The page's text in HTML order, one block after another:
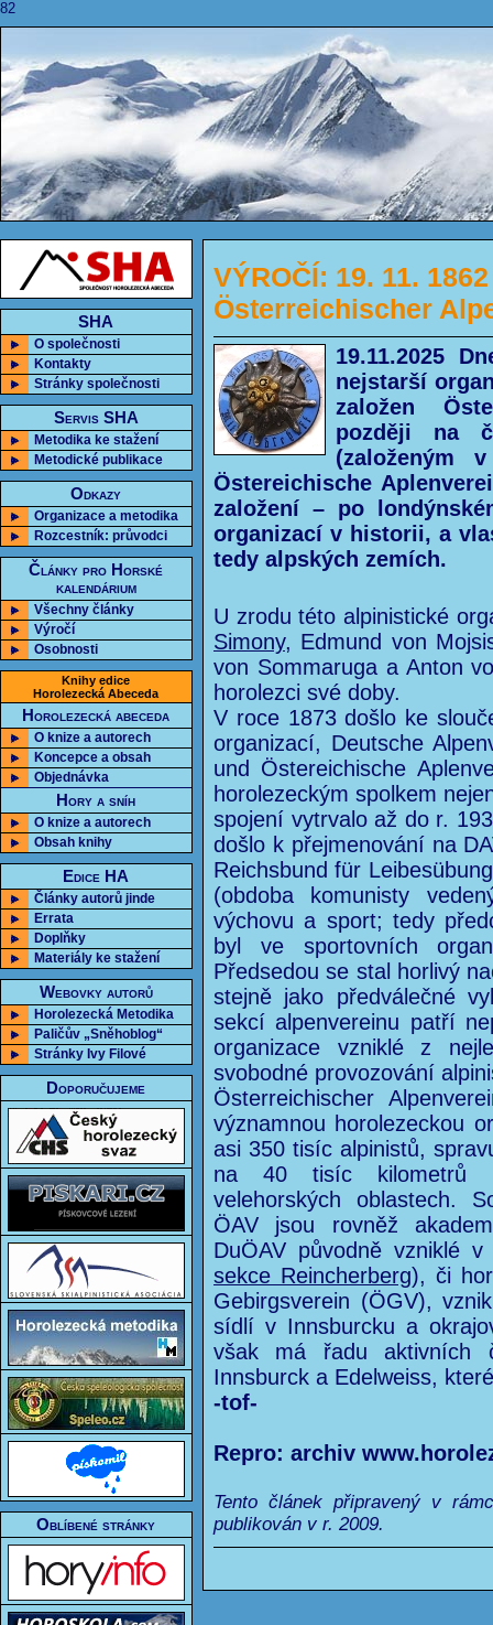
82
SHA
O společnosti
Kontakty
Stránky společnosti
Servis SHA
Metodika ke stažení
Metodické publikace
Odkazy
Organizace a metodika
Rozcestník: průvodci
Články pro Horské
kalendárium
Všechny články
Výročí
Osobnosti
Knihy edice
Horolezecká Abeceda
Horolezecká abeceda
O knize a autorech
Koncepce a obsah
Objednávka
Hory a sníh
O knize a autorech
Obsah knihy
Edice HA
Články autorů jinde
Errata
Doplňky
Materiály ke stažení
Webovky autorů
Horolezecká Metodika
Paličův „Sněhoblog“
Stránky Ivy Filové
Doporučujeme
Oblíbené stránky
VÝROČÍ: 19. 11.
Österreichischer
19.11.2025
nejstarší
založen
později na
(založeným
Östereichische
založení – po
organizací v historii, a
tedy alpských zemích.
U zrodu této alpinistické
Simony, Edmund von
von Sommaruga a Anton
horolezci své doby.
V roce 1873 došlo ke
organizací, Deutsche
und Östereichische
horolezeckým spolkem
spojení vytrvalo až do r.
došlo k přejmenování na
Reichsbund für
(obdoba komunisty
výchovu a sport; tedy
byl ve sportovních
Předsedou se stal horlivý
stejně jako předválečné
sekcí alpenvereinu patří
organizace vzniklé z
svobodné provozování
Österreichischer
významnou horolezeckou
asi 350 tisíc alpinistů,
na 40 tisíc kilometrů
velehorských oblastech.
ÖAV jsou rovněž
DuÖAV původně vzniklé
sekce Reincherberg), či
Gebirgsverein (ÖGV),
sídlí v Innsburcku a
však má řadu aktivních
Innsburck a Edelweiss,
-tof-
Repro: archiv
Tento článek připravený v
publikován v r. 2009.